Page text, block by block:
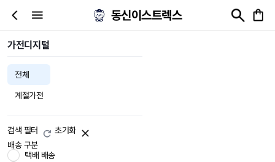
동신이스트렉스
가전디지털
전체
계절가전
검색 필터
초기화
배송 구분
택배 배송